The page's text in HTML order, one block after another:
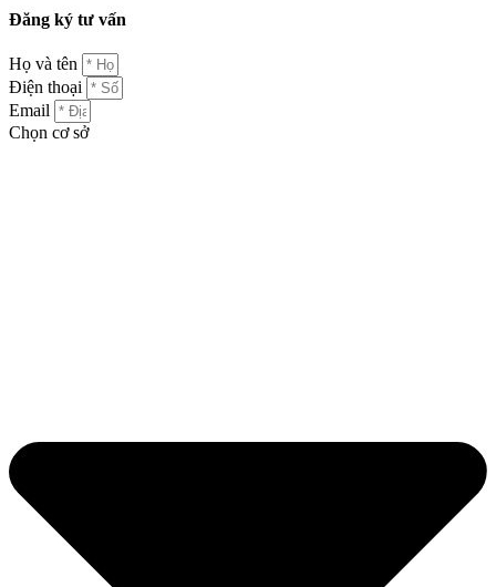
Đăng ký tư vấn
Họ và tên
Điện thoại
Email
Chọn cơ sở